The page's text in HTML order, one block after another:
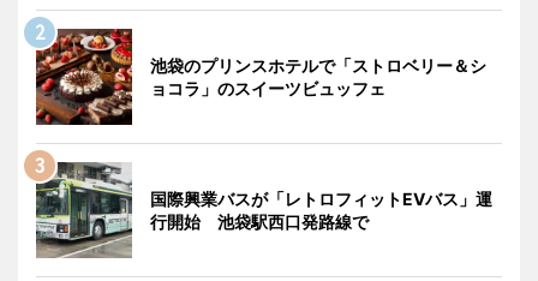
池袋のプリンスホテルで「ストロベリー＆シ
ョコラ」のスイーツビュッフェ
国際興業バスが「レトロフィットEVバス」運
行開始 池袋駅西口発路線で